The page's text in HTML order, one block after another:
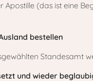
(das ist eine
bestellen
Standesamt
und wieder